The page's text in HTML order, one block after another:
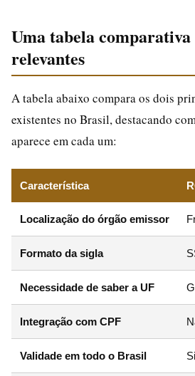
Uma tabela comparativa
relevantes
A tabela abaixo compara os dois
existentes no Brasil, destacando
aparece em cada um:
Característica
Localização do órgão emissor
Formato da sigla
Necessidade de saber a UF
Integração com CPF
Validade em todo o Brasil